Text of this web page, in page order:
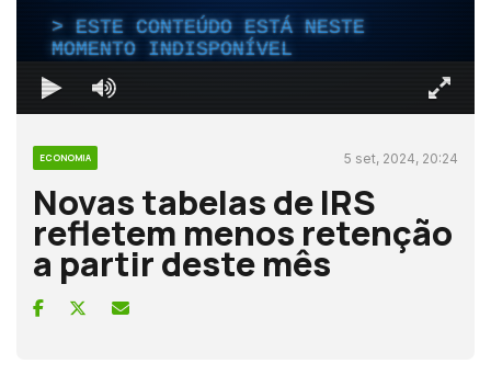
ESTE CONTEÚDO ESTÁ NESTE
MOMENTO INDISPONÍVEL
ECONOMIA 5 set, 2024, 20:24
Novas tabelas de IRS
refletem menos retenção
a partir deste mês